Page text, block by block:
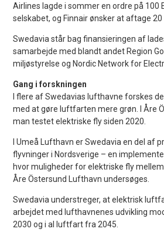
Airlines lagde i sommer en ordre på 100
selskabet, og Finnair ønsker at aftage 20
Swedavia står bag finansieringen af
samarbejde med blandt andet Region
miljøstyrelse og Nordic Network for
Gang i forskningen
I flere af Swedavias lufthavne forskes
med at gøre luftfarten mere grøn. I Åre
man testet elektriske fly siden 2020.
I Umeå Lufthavn er Swedavia en del af
flyvninger i Nordsverige – en
hvor muligheder for elektriske fly
Åre Östersund Lufthavn undersøges.
Swedavia understreger, at elektrisk
arbejdet med lufthavnenes udvikling
2030 og i al luftfart fra 2045.